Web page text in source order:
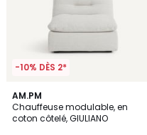
-10% DÈS 2*
AM.PM
Chauffeuse modulable, en
coton côtelé, GIULIANO
3
Couleurs